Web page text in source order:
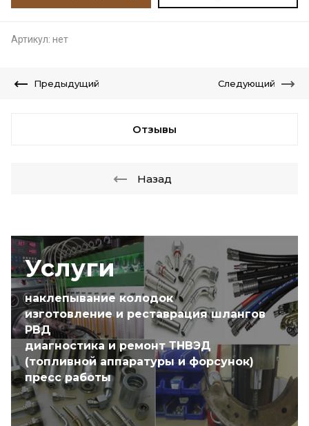
Услуги
наклепывание колодок
изготовление и реставрация шлангов
РВД
диагностика и ремонт ТНВЭД
(топливной аппаратуры и форсунок)
пресс работы
Артикул: нет
Предыдущий Следующий
Отзывы
Назад